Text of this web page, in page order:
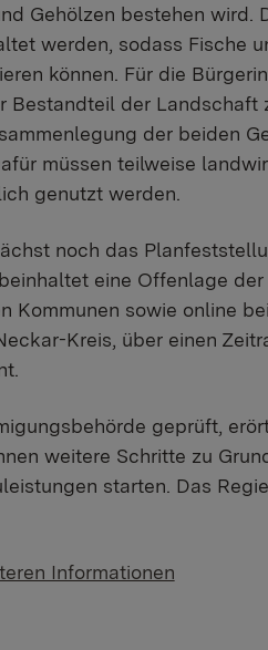
Gehölzen bestehen wird.
werden, sodass Fische
können. Für die
der Landschaft
der beiden
müssen teilweise
genutzt werden.
noch das
eine Offenlage
Kommunen sowie online
Kreis, über einen
geprüft,
weitere Schritte zu
starten. Das
Informationen